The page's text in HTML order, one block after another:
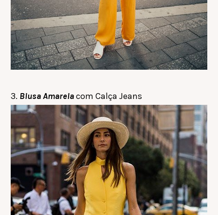
3. Blusa Amarelacom Calça Jeans